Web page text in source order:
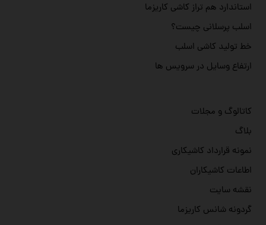
کاتالوگ و مجلات
بلاگ
نمونه قرارداد کاشیکاری
اطاعات کاشیکاران
نقشه سایت
گردونه شانس کاریزما
استاندارد هم تراز کاشی کاریزما
اسلب پرسلانی چیست؟
خط تولید کاشی اسلب
ارتفاع وسایل در سرویس ها